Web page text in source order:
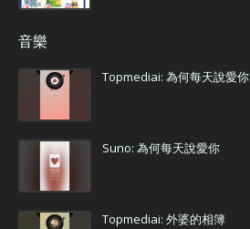
音樂
Topmediai: 為何每天說愛你
Suno: 為何每天說愛你
Topmediai: 外婆的相簿